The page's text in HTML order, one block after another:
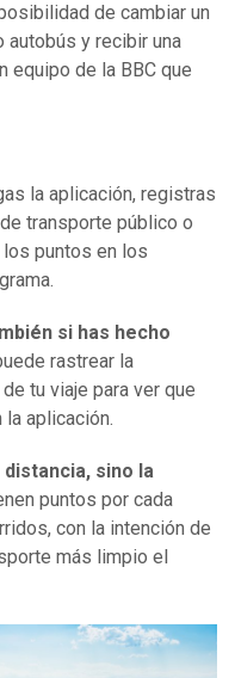
de cambiar un
autobús y recibir una
equipo de la BBC que
la aplicación, registras
transporte público o
puntos en los
si has hecho
rastrear la
tu viaje para ver que
aplicación.
distancia, sino la
puntos por cada
con la intención de
más limpio el